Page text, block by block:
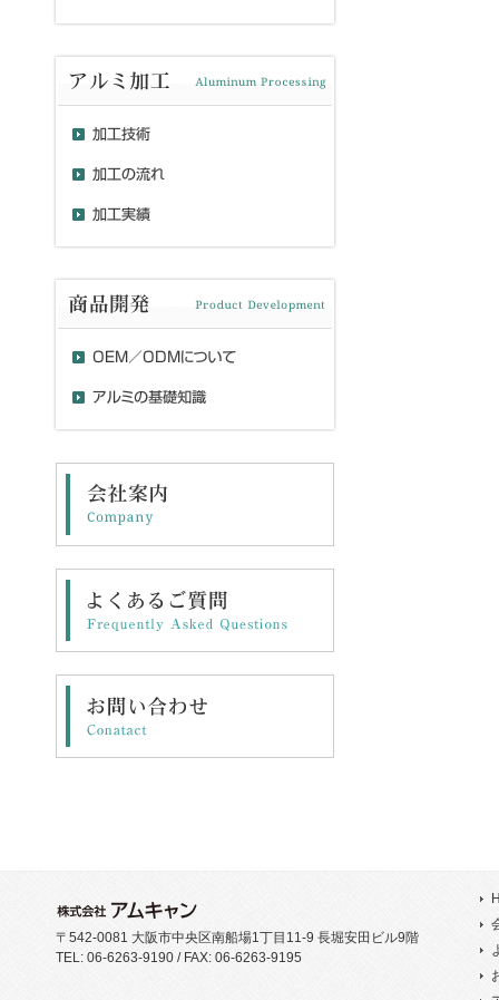
〒542-0081 大阪市中央区南船場1丁目11-9 長堀安田ビル9階
TEL: 06-6263-9190 / FAX: 06-6263-9195